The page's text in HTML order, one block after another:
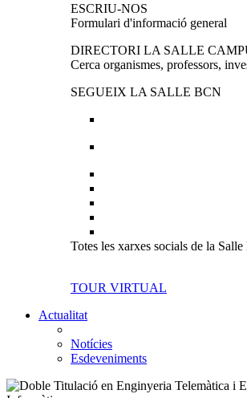
ESCRIU-NOS
Formulari d'informació general
DIRECTORI LA SALLE
Cerca organismes, professors,
SEGUEIX LA SALLE BCN
Totes les xarxes socials de la
TOUR VIRTUAL
Actualitat
Notícies
Esdeveniments